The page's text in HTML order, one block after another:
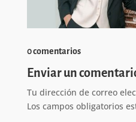
0 comentarios
Enviar un
Tu dirección de correo
Los campos obligatorios